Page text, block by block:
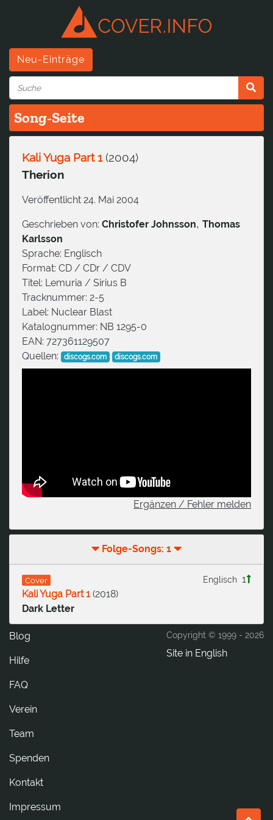
Neu-Einträge
Song-Seite
Kali Yuga Part 1(2004)
Therion
Veröffentlicht 24. Mai 2004
Geschrieben von: Christofer Johnsson, Thomas
Karlsson
Sprache: Englisch
Format: CD / CDr / CDV
Titel: Lemuria / Sirius B
Tracknummer: 2-5
Label: Nuclear Blast
Katalognummer: NB 1295-0
EAN: 727361129507
Quellen:
discogs.com discogs.com
Ergänzen / Fehler melden
Folge-Songs: 1
Cover 1
Englisch
Kali Yuga Part 1(2018)
Dark Letter
Copyright © 1999 - 2026
Site in English
Blog
Hilfe
FAQ
Verein
Team
Spenden
tkatnoK
Impressum